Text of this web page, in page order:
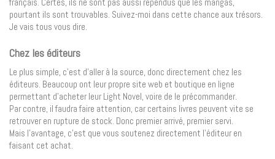
pourtant ils sont trouvables. Suivez-moi dans cette chance aux trésors.
Je vais tous vous dire.
Chez les éditeurs
Le plus simple, c’est d’aller à la source, donc directement chez les
éditeurs. Beaucoup ont leur propre site web et boutique en ligne
permettant d’acheter leur Light Novel, voire de le précommander.
Par contre, il faudra faire attention, car certains livres peuvent vite se
retrouver en rupture de stock. Donc premier arrivé, premier servi.
Mais l’avantage, c’est que vous soutenez directement l’éditeur en
faisant cet achat.